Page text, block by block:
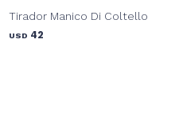
Tirador Manico Di Coltello
USD 42